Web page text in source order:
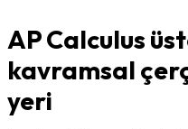
AP Calculus
kavramsal
yeri